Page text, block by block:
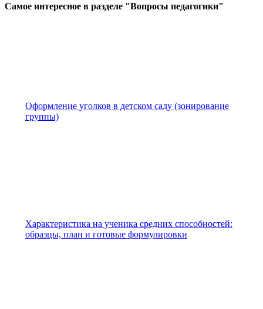
Самое интересное в разделе "Вопросы педагогики"
Оформление уголков в детском саду (зонирование
группы)
Характеристика на ученика средних способностей:
образцы, план и готовые формулировки